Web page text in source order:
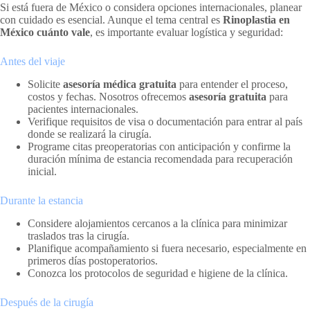
Si está fuera de México o considera opciones internacionales, planear
con cuidado es esencial. Aunque el tema central es Rinoplastia en
México cuánto vale, es importante evaluar logística y seguridad:
Antes del viaje
Solicite asesoría médica gratuita para entender el proceso,
costos y fechas. Nosotros ofrecemos asesoría gratuita para
pacientes internacionales.
Verifique requisitos de visa o documentación para entrar al país
donde se realizará la cirugía.
Programe citas preoperatorias con anticipación y confirme la
duración mínima de estancia recomendada para recuperación
inicial.
Durante la estancia
Considere alojamientos cercanos a la clínica para minimizar
traslados tras la cirugía.
Planifique acompañamiento si fuera necesario, especialmente en
primeros días postoperatorios.
Conozca los protocolos de seguridad e higiene de la clínica.
Después de la cirugía